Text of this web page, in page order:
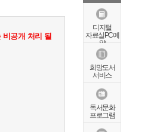
공개 처리 될
디지털
자료실PC예
약
희망도서
서비스
독서문화
프로그램